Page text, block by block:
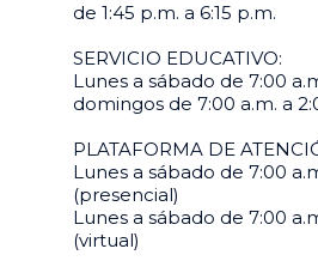
de 1:45 p.m. a 6:15 p.m.
SERVICIO EDUCATIVO:
Lunes a sábado de 7:00
domingos de 7:00 a.m. a
PLATAFORMA DE
Lunes a sábado de 7:00
(presencial)
Lunes a sábado de 7:00
(virtual)